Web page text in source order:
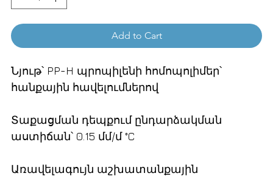
Add to Cart
Նյութ՝ PP-H պրոպիլենի հոմոպոլիմեր՝
հանքային հավելումներով
Տաքացման դեպքում ընդարձակման
աստիճան՝ 0.15 մմ/մ °C
Առավելագույն աշխատանքային